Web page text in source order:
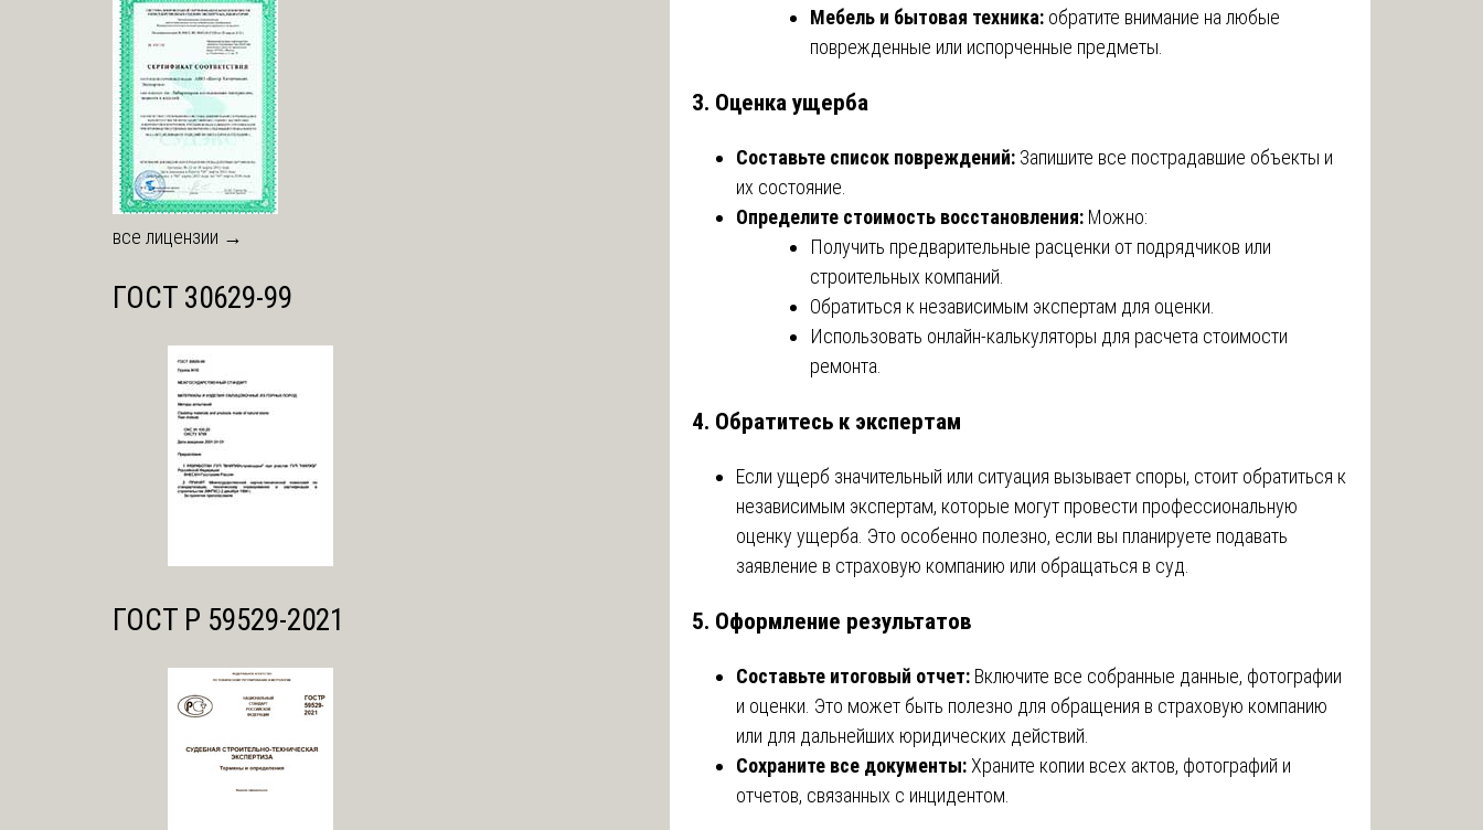
Мебель и бытовая техника: обратите внимание на любые
поврежденные или испорченные предметы.
3. Оценка ущерба
Составьте список повреждений: Запишите все пострадавшие объекты и
их состояние.
Определите стоимость восстановления: Можно:
Получить предварительные расценки от подрядчиков или
строительных компаний.
Обратиться к независимым экспертам для оценки.
Использовать онлайн-калькуляторы для расчета стоимости
ремонта.
4. Обратитесь к экспертам
Если ущерб значительный или ситуация вызывает споры, стоит обратиться к
независимым экспертам, которые могут провести профессиональную
оценку ущерба. Это особенно полезно, если вы планируете подавать
заявление в страховую компанию или обращаться в суд.
5. Оформление результатов
Составьте итоговый отчет: Включите все собранные данные, фотографии
и оценки. Это может быть полезно для обращения в страховую компанию
или для дальнейших юридических действий.
Сохраните все документы: Храните копии всех актов, фотографий и
отчетов, связанных с инцидентом.
все лицензии →
ГОСТ 30629-99
ГОСТ Р 59529-2021